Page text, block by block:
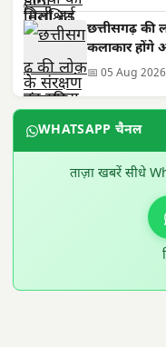
छत्तीसगढ़ की
कलाकार
📅 05 Aug 2026
WHATSAPP चैनल
ताज़ा खबरें सीधे